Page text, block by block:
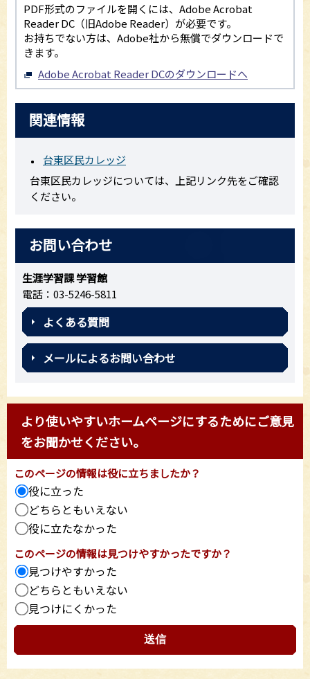
PDF形式のファイルを開くには、Adobe Acrobat
Reader DC（旧Adobe Reader）が必要です。
お持ちでない方は、Adobe社から無償でダウンロードで
きます。
Adobe Acrobat Reader DCのダウンロードへ
関連情報
台東区民カレッジ
台東区民カレッジについては、上記リンク先をご確認
ください。
お問い合わせ
生涯学習課 学習館
電話：03-5246-5811
よくある質問
メールによるお問い合わせ
より使いやすいホームページにするためにご意見
をお聞かせください。
このページの情報は役に立ちましたか？
役に立った
どちらともいえない
役に立たなかった
このページの情報は見つけやすかったですか？
見つけやすかった
どちらともいえない
見つけにくかった